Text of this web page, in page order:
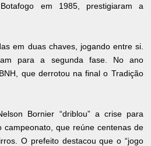
em 1985, prestigiaram a
em duas chaves, jogando entre si.
para a segunda fase. No ano
que derrotou na final o Tradição
Bornier “driblou” a crise para
campeonato, que reúne centenas de
O prefeito destacou que o “jogo